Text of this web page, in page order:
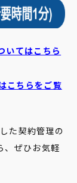
てはこちら
こちらをご覧
た契約管理の
、ぜひお気軽